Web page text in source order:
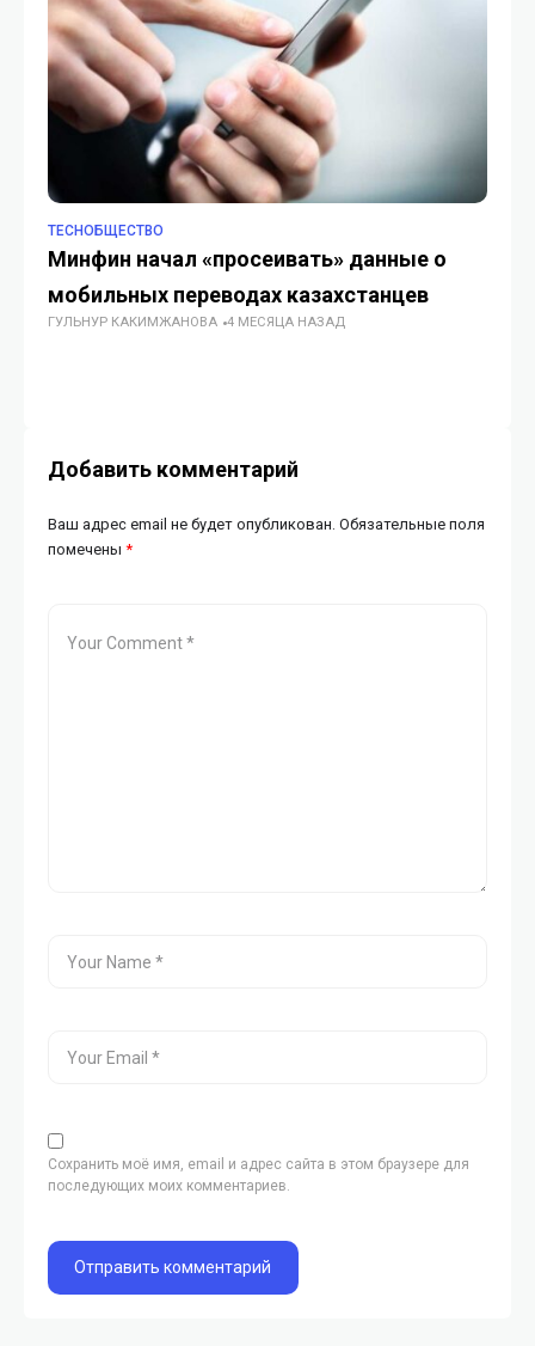
TECHОБЩЕСТВО
Минфин начал «просеивать» данные о
мобильных переводах казахстанцев
ГУЛЬНУР КАКИМЖАНОВА 4 МЕСЯЦА НАЗАД
Добавить комментарий
Ваш адрес email не будет опубликован. Обязательные поля
помечены *
Сохранить моё имя, email и адрес сайта в этом браузере для
последующих моих комментариев.